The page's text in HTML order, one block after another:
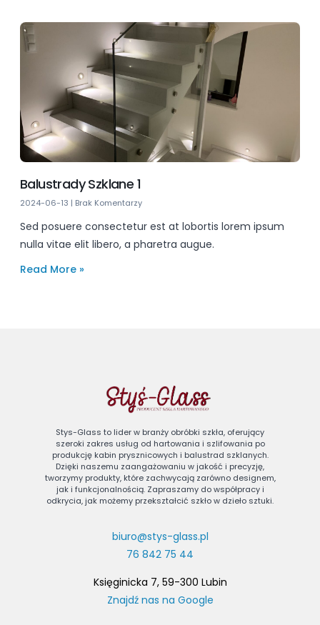
Balustrady Szklane 1
2024-06-13 Brak Komentarzy
Sed posuere consectetur est at lobortis lorem ipsum
nulla vitae elit libero, a pharetra augue.
Read More »
Stys-Glass to lider w branży obróbki szkła, oferujący
szeroki zakres usług od hartowania i szlifowania po
produkcję kabin prysznicowych i balustrad szklanych.
Dzięki naszemu zaangażowaniu w jakość i precyzję,
tworzymy produkty, które zachwycają zarówno designem,
jak i funkcjonalnością. Zapraszamy do współpracy i
odkrycia, jak możemy przekształcić szkło w dzieło sztuki.
biuro@stys-glass.pl
76 842 75 44
Księginicka 7, 59-300 Lubin
Znajdź nas na Google